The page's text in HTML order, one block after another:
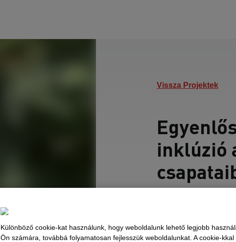
Vissza Projektek
inklúzió
Az interjúban
Különböző cookie-kat használunk, hogy weboldalunk lehető legjobb
Ön számára, továbbá folyamatosan fejlesszük weboldalunkat. A cookie-